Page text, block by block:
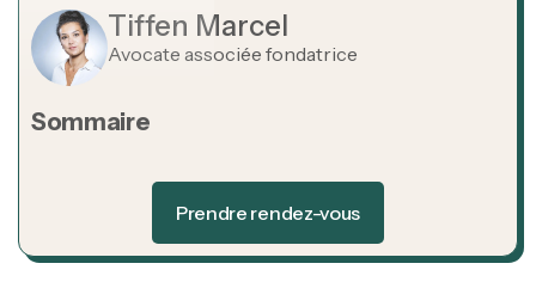
Tiffen Marcel
Avocate associée fondatrice
Sommaire
Prendre rendez-vous
Prendre rendez-vous